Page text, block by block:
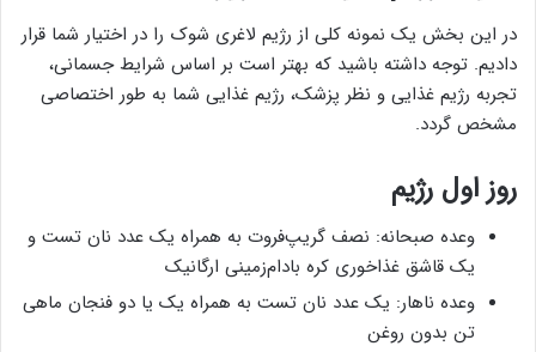
در این بخش یک نمونه کلی از رژیم لاغری شوک را در اختیار شما قرار
دادیم. توجه داشته باشید که بهتر است بر اساس شرایط جسمانی،
تجربه رژیم غذایی و نظر پزشک، رژیم غذایی شما به طور اختصاصی
مشخص گردد.
روز اول رژیم
وعده صبحانه: نصف گریپ‌فروت به همراه یک عدد نان تست و
یک قاشق غذاخوری کره بادام‌زمینی ارگانیک
وعده ناهار: یک عدد نان تست به همراه یک یا دو فنجان ماهی
تن بدون روغن